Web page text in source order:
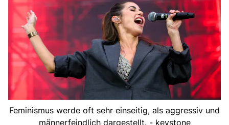
Feminismus werde oft sehr einseitig, als aggressiv und
männerfeindlich dargestellt. - keystone